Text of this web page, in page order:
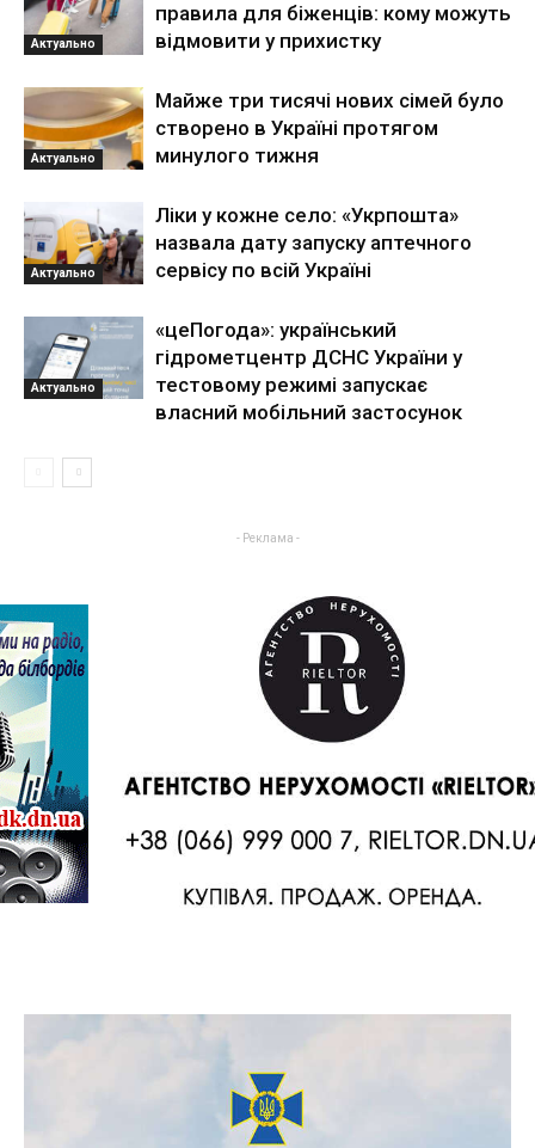
Актуально
правила для біженців: кому можуть
відмовити у прихистку
Актуально
Майже три тисячі нових сімей було
створено в Україні протягом
минулого тижня
Актуально
Ліки у кожне село: «Укрпошта»
назвала дату запуску аптечного
сервісу по всій Україні
Актуально
«цеПогода»: український
гідрометцентр ДСНС України у
тестовому режимі запускає
власний мобільний застосунок
- Реклама -